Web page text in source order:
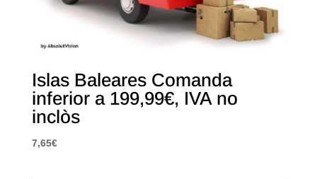
Islas Baleares Comanda
inferior a 199,99€, IVA no
inclòs
7,65€